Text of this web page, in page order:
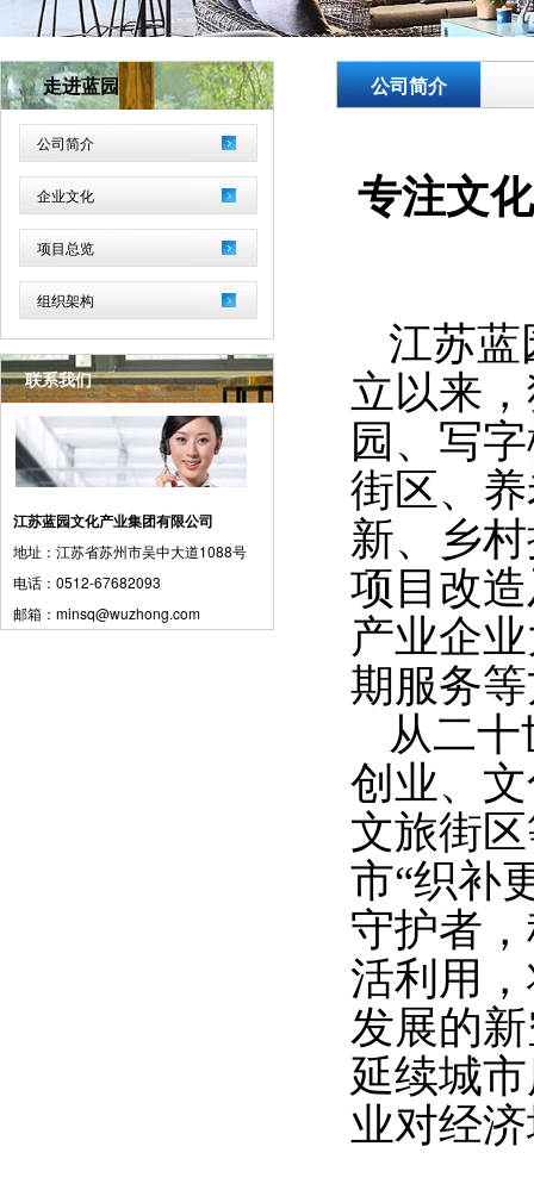
走进蓝园
公司简介
企业文化
项目总览
组织架构
联系我们
江苏蓝园文化产业集团有限公司
地址：江苏省苏州市吴中大道1088号
电话：0512-67682093
邮箱：minsq@wuzhong.com
公司简介
专注文化
江苏蓝
立以来
园、写
街区、
新、乡
项目改
产业企
期服务
从二
创业、
文旅街
市“织补
守护者
活利用
发展的
延续城
业对经